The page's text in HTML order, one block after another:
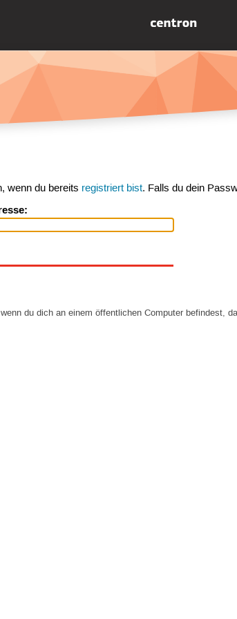
wenn du bereits registriert bist. Falls du dein
du dich an einem öffentlichen Computer befindest,